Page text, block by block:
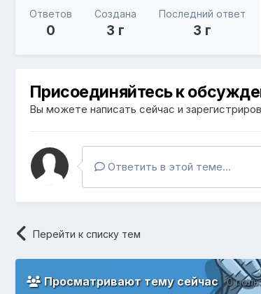
Ответов
0
Создана
3 г
Последний ответ
3 г
Присоединяйтесь к
Вы можете написать сейчас и
Ответить в этой теме...
Перейти к списку тем
Просматривают тему сейчас0